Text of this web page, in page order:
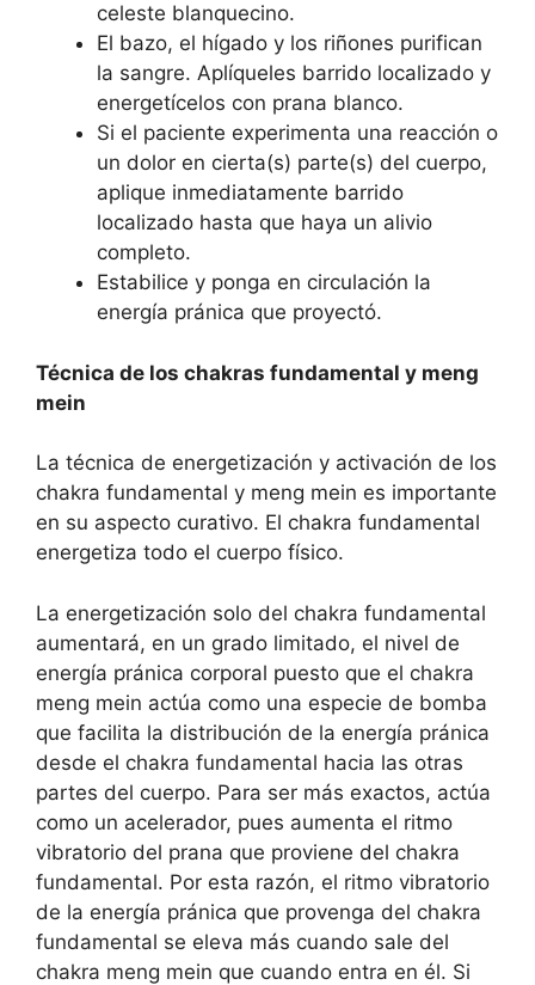
celeste blanquecino.
El bazo, el hígado y los riñones purifican
la sangre. Aplíqueles barrido localizado y
energetícelos con prana blanco.
Si el paciente experimenta una reacción o
un dolor en cierta(s) parte(s) del cuerpo,
aplique inmediatamente barrido
localizado hasta que haya un alivio
completo.
Estabilice y ponga en circulación la
energía pránica que proyectó.
Técnica de los chakras fundamental y meng
mein
La técnica de energetización y activación de los
chakra fundamental y meng mein es importante
en su aspecto curativo. El chakra fundamental
energetiza todo el cuerpo físico.
La energetización solo del chakra fundamental
aumentará, en un grado limitado, el nivel de
energía pránica corporal puesto que el chakra
meng mein actúa como una especie de bomba
que facilita la distribución de la energía pránica
desde el chakra fundamental hacia las otras
partes del cuerpo. Para ser más exactos, actúa
como un acelerador, pues aumenta el ritmo
vibratorio del prana que proviene del chakra
fundamental. Por esta razón, el ritmo vibratorio
de la energía pránica que provenga del chakra
fundamental se eleva más cuando sale del
chakra meng mein que cuando entra en él. Si